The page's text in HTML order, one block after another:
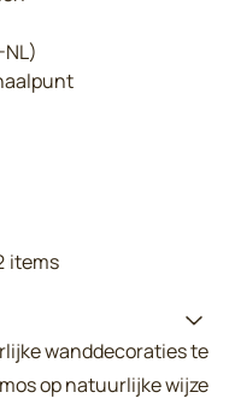
items
wanddecoraties te
op natuurlijke wijze